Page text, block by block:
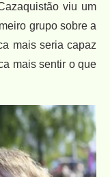
viu um
grupo sobre a
mais seria capaz
mais sentir o que